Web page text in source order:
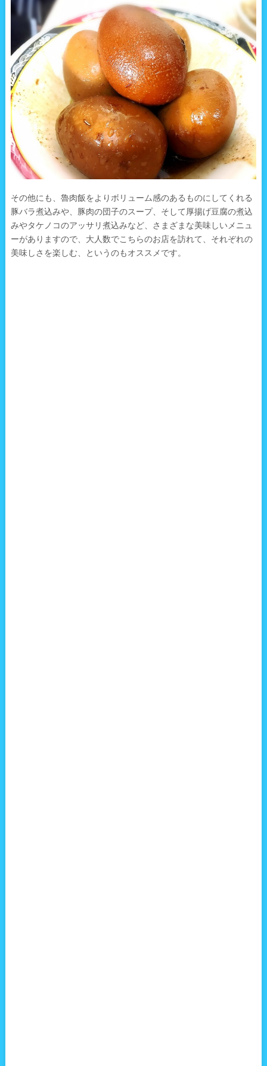
その他にも、魯肉飯をよりボリューム感のあるものにしてくれる
豚バラ煮込みや、豚肉の団子のスープ、そして厚揚げ豆腐の煮込
みやタケノコのアッサリ煮込みなど、さまざまな美味しいメニュ
ーがありますので、大人数でこちらのお店を訪れて、それぞれの
美味しさを楽しむ、というのもオススメです。